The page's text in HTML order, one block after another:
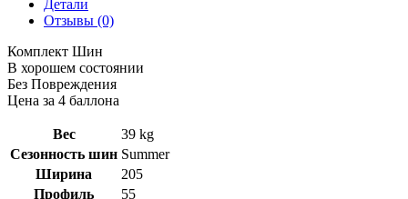
Детали
Отзывы (0)
Комплект Шин
В хорошем состоянии
Без Повреждения
Цена за 4 баллона
Вес
39 kg
Сезонность шин Summer
Ширина
205
Профиль
55